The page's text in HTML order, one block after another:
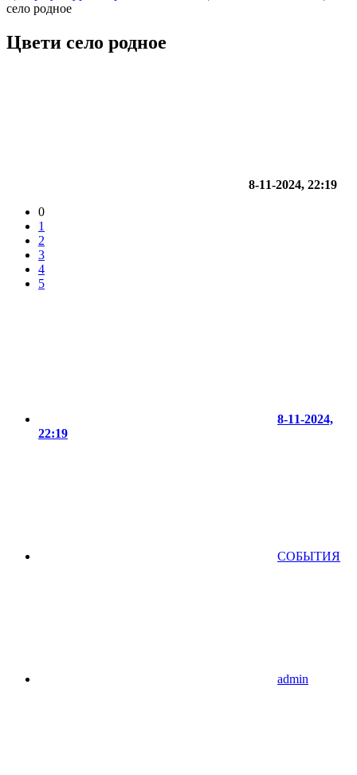
село родное
Цвети село родное
8-11-2024, 22:19
0
1
2
3
4
5
8-11-2024,
22:19
СОБЫТИЯ
admin